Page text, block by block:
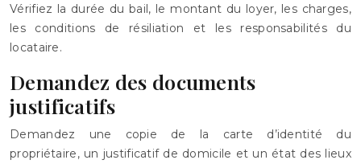
Vérifiez la durée du bail, le montant du loyer, les charges,
les conditions de résiliation et les responsabilités du
locataire.
Demandez des documents
justificatifs
Demandez une copie de la carte d’identité du
propriétaire, un justificatif de domicile et un état des lieux